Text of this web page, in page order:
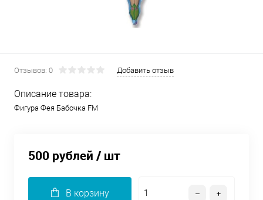
Отзывов: 0 Добавить отзыв
Описание товара:
Фигура Фея Бабочка FM
500 рублей / шт
В корзину